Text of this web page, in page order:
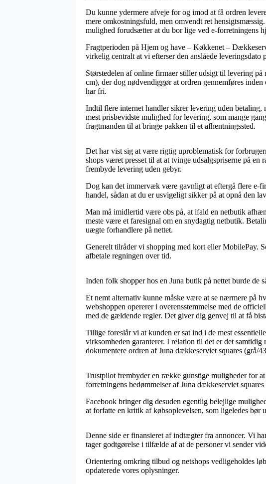
Du kunne ydermere afveje for og imod at få ordren
mere omkostningsfuld, men omvendt ret
mulighed forudsætter at du bor lige ved e-forretningens
Fragtperioden på Hjem og have – Køkkenet –
virkelig centralt at vi efterser den anslåede leveringsdato
Størstedelen af online firmaer stiller udsigt til levering
cm), der dog nødvendiggør at ordren gennemføres
har fri.
Indtil flere internet handler sikrer levering uden
mest prisbevidste mulighed for levering, som mange
fragtmanden til at bringe pakken til et afhentningssted.
Det har vist sig at være rigtig uproblematisk for
shops været presset til at at tvinge udsalgspriserne på
frembyde levering uden gebyr.
Dog kan det immervæk være gavnligt at eftergå flere e-
handel, sådan at du er usvigeligt sikker på at opnå den
Man må imidlertid være obs på, at ifald en netbutik
meste være et faresignal om en snydagtig netbutik.
uægte forhandlere på nettet.
Generelt tilråder vi shopping med kort eller MobilePay.
afbetale regningen over tid.
Inden folk shopper hos en Juna butik på nettet burde de
Et nemt alternativ kunne måske være at se nærmere på
webshoppen opererer i overensstemmelse med de
med de gældende regler. Det giver dig genvej til at få
Tillige foreslår vi at kunden er sat ind i de mest
virksomheden garanterer. I relation til det er det
dokumentere ordren af Juna dækkeserviet squares (grå/
Trustpilot frembyder en række gunstige muligheder for
forretningens bedømmelser af Juna dækkeserviet
Facebook bringer dig desuden egentlig belejlige
at forfatte en kritik af købsoplevelsen, som ligeledes bør
Denne side er finansieret af indtægter fra annoncer. Vi
tager godtgørelse i tilfælde af at de personer vi sender
Orientering omkring tilbud og netshops vedligeholdes
opdaterede vores oplysninger.